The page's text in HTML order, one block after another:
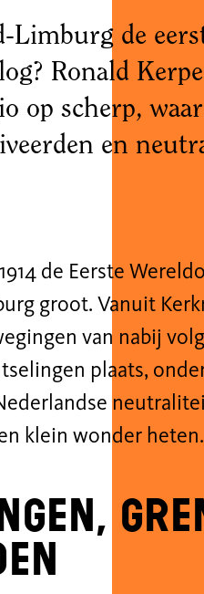
Limburg de
Ronald
op scherp,
en
de Eerste
groot. Vanuit
van nabij
plaats,
klein wonder heten.